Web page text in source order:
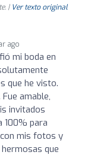
| Ver texto original
ago
mi boda en
que he visto.
amable,
invitados
100% para
mis fotos y
que